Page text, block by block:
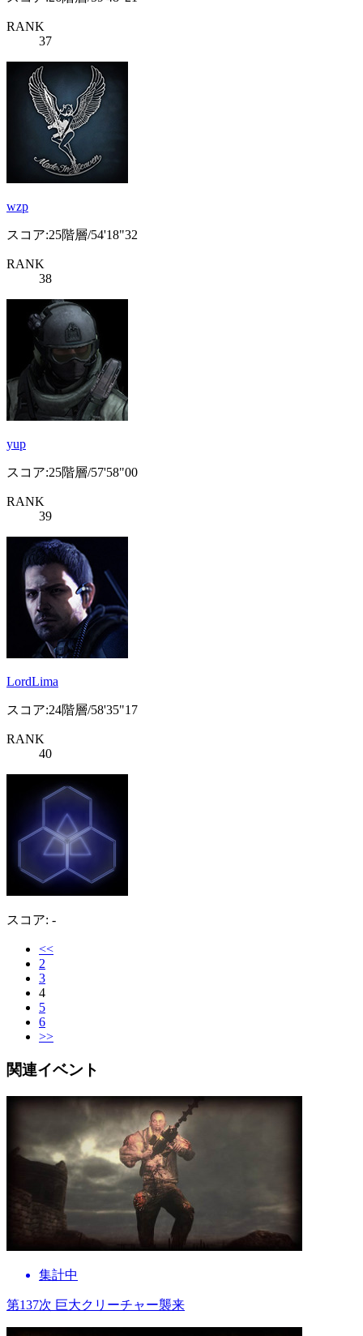
RANK
37
wzp
スコア:25階層/54'18"32
RANK
38
yup
スコア:25階層/57'58"00
RANK
39
LordLima
スコア:24階層/58'35"17
RANK
40
スコア: -
<<
2
3
4
5
6
>>
関連イベント
集計中
第137次 巨大クリーチャー襲来